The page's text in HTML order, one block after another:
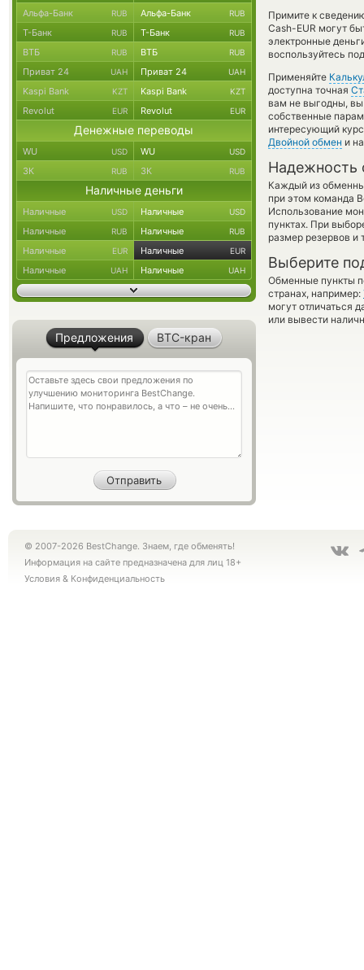
Примите к
Cash-EUR могут
электронные
воспользуйтесь
Применяйте
доступна точная
вам не выгодны,
собственные
интересующий
Двойной обмен и
Надежность
Каждый из
при этом команда
Использование
пунктах. При
размер резервов и
Выберите
Обменные пункты
странах, например:
могут отличаться
или вывести
Альфа-Банк RUB Альфа-Банк RUB
Т-Банк RUB Т-Банк RUB
ВТБ RUB ВТБ RUB
Приват 24 UAH Приват 24 UAH
Kaspi Bank KZT Kaspi Bank KZT
Revolut EUR Revolut EUR
Денежные переводы
WU USD WU USD
ЗК RUB ЗК RUB
Наличные деньги
Наличные USD Наличные USD
Наличные RUB Наличные RUB
Наличные EUR Наличные EUR
Наличные UAH Наличные UAH
Предложения BTC-кран
© 2007-2026 BestChange. Знаем, где обменять!
Информация на сайте предназначена для лиц 18+
Условия & Конфиденциальность